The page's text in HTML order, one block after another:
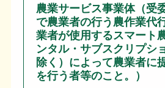
農業サービス事業体（受
で農業者の行う農作業代
業者が使用するスマート
ンタル・サブスクリプシ
除く）によって農業者に
を行う者等のこと。）